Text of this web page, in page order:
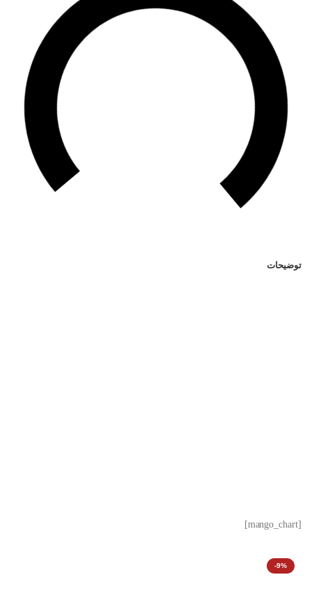
توضیحات
[mango_chart]
-9%